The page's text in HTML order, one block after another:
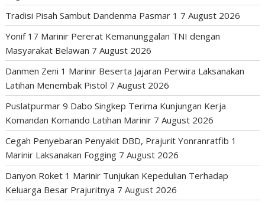
Tradisi Pisah Sambut Dandenma Pasmar 1 7 August 2026
Yonif 17 Marinir Pererat Kemanunggalan TNI dengan
Masyarakat Belawan 7 August 2026
Danmen Zeni 1 Marinir Beserta Jajaran Perwira Laksanakan
Latihan Menembak Pistol 7 August 2026
Puslatpurmar 9 Dabo Singkep Terima Kunjungan Kerja
Komandan Komando Latihan Marinir 7 August 2026
Cegah Penyebaran Penyakit DBD, Prajurit Yonranratfib 1
Marinir Laksanakan Fogging 7 August 2026
Danyon Roket 1 Marinir Tunjukan Kepedulian Terhadap
Keluarga Besar Prajuritnya 7 August 2026